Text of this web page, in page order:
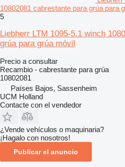
10802081 cabrestante para grúa para
5
Liebherr LTM 1095-5.1 winch
grúa para grúa móvil
Precio a consultar
Recambio - cabrestante para grúa
10802081
Países Bajos, Sassenheim
UCM Holland
Contacte con el vendedor
¿Vende vehículos o maquinaria?
¡Hagalo con nosotros!
Publicar el anuncio